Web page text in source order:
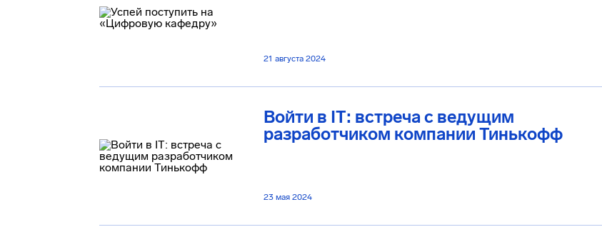
21 августа 2024
Войти в IT: встреча с ведущим
разработчиком компании Тинькофф
23 мая 2024